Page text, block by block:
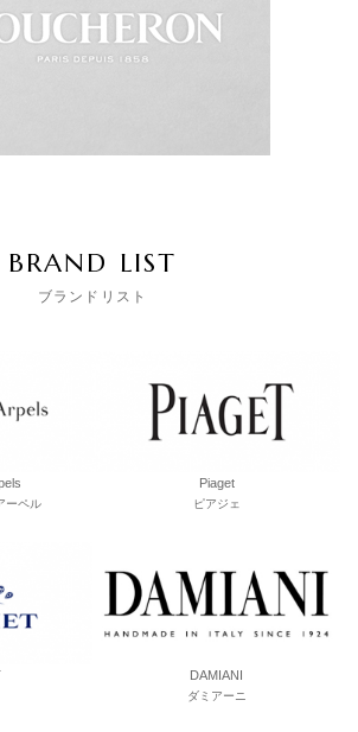
BRAND LIST
ブランドリスト
ーペル
Piaget
ピアジェ
DAMIANI
ダミアーニ